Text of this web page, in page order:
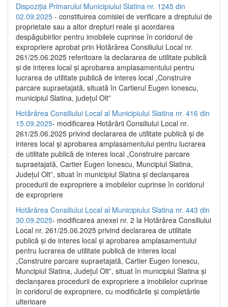
Dispoziția Primarului Municipiului Slatina nr. 1245 din
02.09.2025 - constituirea comisiei de verificare a dreptului de
proprietate sau a altor drepturi reale și acordarea
despăgubirilor pentru imobilele cuprinse în coridorul de
expropriere aprobat prin Hotărârea Consiliului Local nr.
261/25.06.2025 referitoare la declararea de utilitate publică
și de interes local și aprobarea amplasamentului pentru
lucrarea de utilitate publică de interes local „Construire
parcare supraetajată, situată în Cartierul Eugen Ionescu,
municipiul Slatina, județul Olt”
Hotărârea Consiliului Local al Municipiului Slatina nr. 416 din
15.09.2025- modificarea Hotărârii Consiliului Local nr.
261/25.06.2025 privind declararea de utilitate publică și de
interes local și aprobarea amplasamentului pentru lucrarea
de utilitate publică de interes local „Construire parcare
supraetajată, Cartier Eugen Ionescu, Muncipiul Slatina,
Județul Olt”, situat în municipiul Slatina și declanșarea
procedurii de expropriere a imobilelor cuprinse în coridorul
de expropriere
Hotărârea Consiliului Local al Municipiului Slatina nr. 443 din
30.09.2025- modificarea anexei nr. 2 la Hotărârea Consiliului
Local nr. 261/25.06.2025 privind declararea de utilitate
publică şi de interes local şi aprobarea amplasamentului
pentru lucrarea de utilitate publică de interes local
„Construire parcare supraetajată, Cartier Eugen Ionescu,
Muncipiul Slatina, Judeţul Olt”, situat în municipiul Slatina şi
declanşarea procedurii de expropriere a imobilelor cuprinse
în coridorul de expropriere, cu modificările şi completările
ulterioare